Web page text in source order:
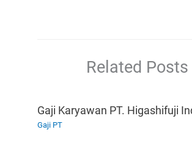
Related Posts
Gaji Karyawan PT. Higashifuji
Gaji PT